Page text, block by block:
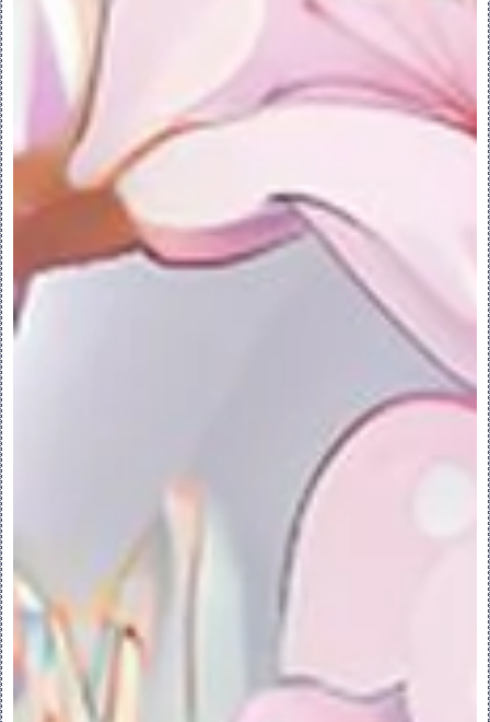
模型树中面组和主体的分组：
当单个特征创建多个主体或面组时，系统将创
建一个子文件夹。由单个特征创建的主体或面
组 (例如 Copy Geometry) 将自动在子文
件夹下进行分组。分组只能有一个级别。不能
重新构建子文件夹中的项。
创建 Copy Geometry 特征时，系统将自动
创建子文件夹，格式为 Copy
Geometry(id) 后跟主体或面组数。要标识
用于创建特征的主体或面组，请在“模型树”中
单击该特征，然后在浮动工具栏中单击“编辑定
创建 Quilt Id 199 和 Quilt Id
210、Body 3 和 Body 4 时，模型树中将
•在“面组”(Quilts) 文件夹中，将会显示
Copy Geometry 特征的新子文件夹，结构
为：Copy Geometry Id 182 Quilts
(2) 连同 Quilt Id 199 和 Quilt Id
210 列在 Copy Geometry 特征下。
•在“主体”(Bodies) 文件夹中，将会显示
Copy Geometry 特征的新子文件夹，结构
为：Copy Geometry Id 182 Bodies
(2) 连同 Body 3 和 Body 4 列在 Copy
Geometry 特征下。